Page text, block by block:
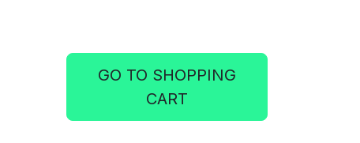
GO TO SHOPPING
CART